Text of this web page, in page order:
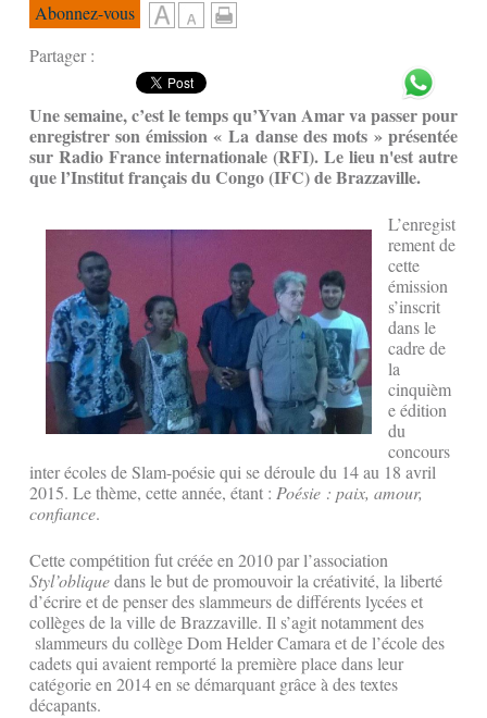
Abonnez-vous
Partager :
Une semaine, c’est le temps qu’Yvan Amar va passer pour
enregistrer son émission « La danse des mots » présentée
sur Radio France internationale (RFI). Le lieu n'est autre
que l’Institut français du Congo (IFC) de Brazzaville.
L’enregist
rement de
cette
émission
s’inscrit
dans le
cadre de
la
cinquièm
e édition
du
concours
inter écoles de Slam-poésie qui se déroule du 14 au 18 avril
2015. Le thème, cette année, étant : Poésie : paix, amour,
confiance.
Cette compétition fut créée en 2010 par l’association
Styl’obliquedans le but de promouvoir la créativité, la liberté
d’écrire et de penser des slammeurs de différents lycées et
collèges de la ville de Brazzaville. Il s’agit notamment des
slammeurs du collège Dom Helder Camara et de l’école des
cadets qui avaient remporté la première place dans leur
catégorie en 2014 en se démarquant grâce à des textes
décapants.